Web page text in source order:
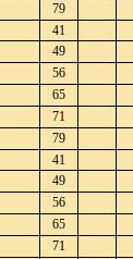
79
41
49
56
65
71
79
41
49
56
65
71